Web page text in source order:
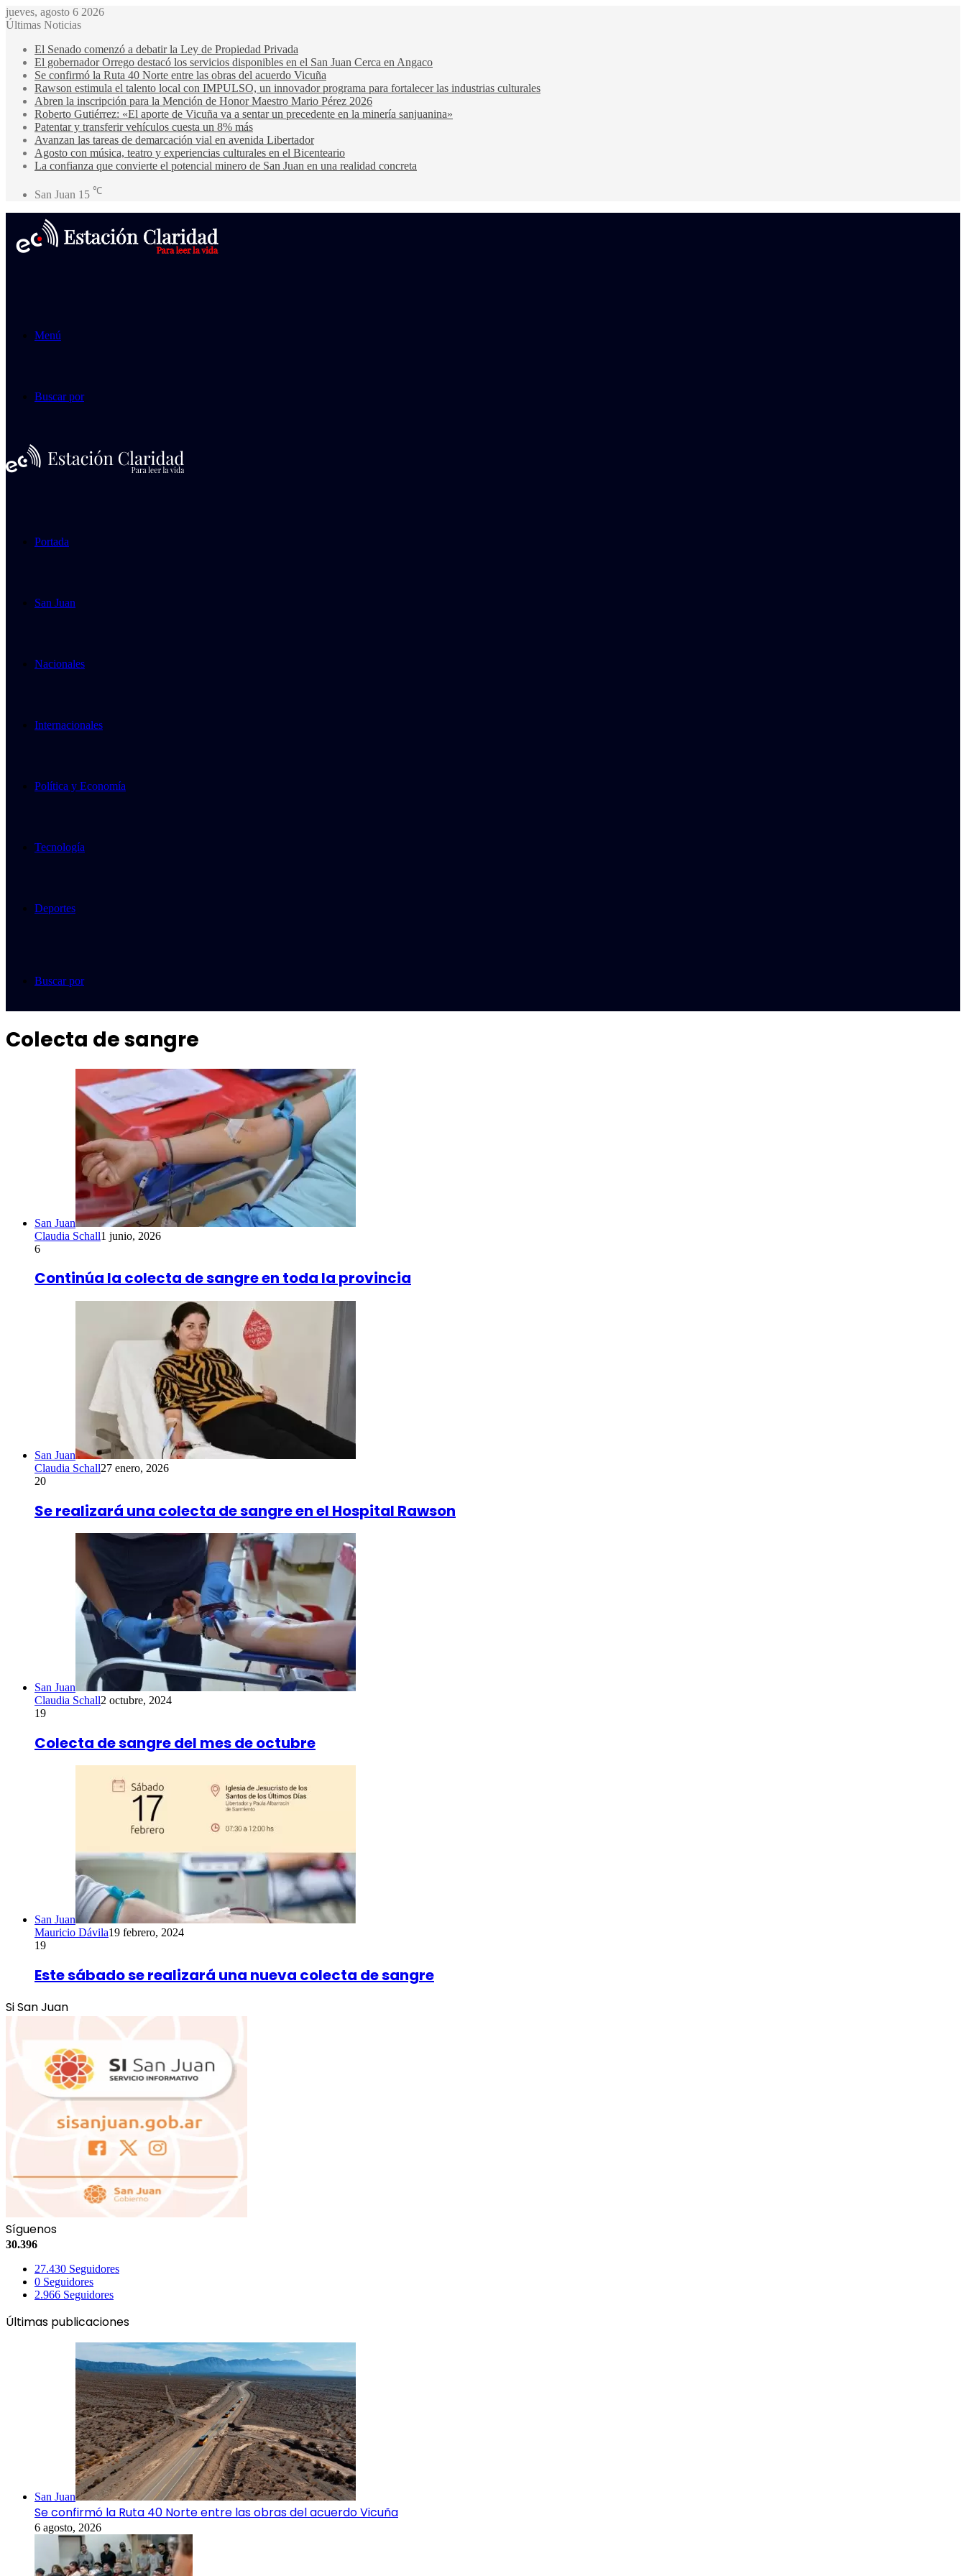
jueves, agosto 6 2026
Últimas Noticias
El Senado comenzó a debatir la Ley de Propiedad Privada
El gobernador Orrego destacó los servicios disponibles en el San Juan Cerca en Angaco
Se confirmó la Ruta 40 Norte entre las obras del acuerdo Vicuña
Rawson estimula el talento local con IMPULSO, un innovador programa para fortalecer las industrias culturales
Abren la inscripción para la Mención de Honor Maestro Mario Pérez 2026
Roberto Gutiérrez: «El aporte de Vicuña va a sentar un precedente en la minería sanjuanina»
Patentar y transferir vehículos cuesta un 8% más
Avanzan las tareas de demarcación vial en avenida Libertador
Agosto con música, teatro y experiencias culturales en el Bicenteario
La confianza que convierte el potencial minero de San Juan en una realidad concreta
San Juan 15 ℃
Menú
Buscar por
Portada
San Juan
Nacionales
Internacionales
Política y Economía
Tecnología
Deportes
Buscar por
Colecta de sangre
San Juan
Claudia Schall1 junio, 2026
6
Continúa la colecta de sangre en toda la provincia
San Juan
Claudia Schall27 enero, 2026
20
Se realizará una colecta de sangre en el Hospital Rawson
San Juan
Claudia Schall2 octubre, 2024
19
Colecta de sangre del mes de octubre
San Juan
Mauricio Dávila19 febrero, 2024
19
Este sábado se realizará una nueva colecta de sangre
Si San Juan
Síguenos
30.396
27.430 Seguidores
0 Seguidores
2.966 Seguidores
Últimas publicaciones
San Juan
Se confirmó la Ruta 40 Norte entre las obras del acuerdo Vicuña
6 agosto, 2026